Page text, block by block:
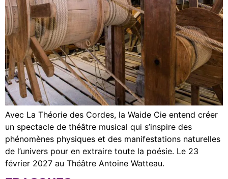
Avec La Théorie des Cordes, la Waide Cie entend créer
un spectacle de théâtre musical qui s’inspire des
phénomènes physiques et des manifestations naturelles
de l’univers pour en extraire toute la poésie. Le 23
février 2027 au Théâtre Antoine Watteau.